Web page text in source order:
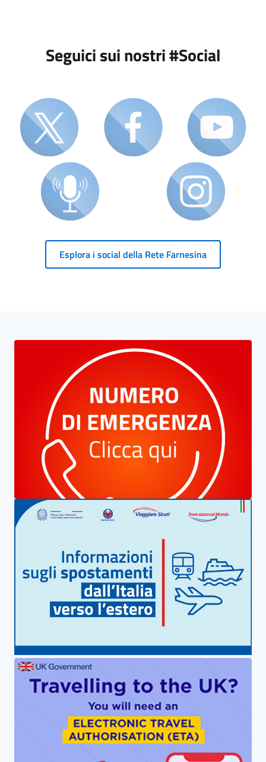
Seguici sui nostri #Social
Esplora i social della Rete Farnesina
Blocco Banner